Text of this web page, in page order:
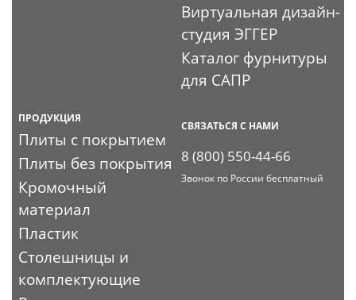
Виртуальная дизайн-
студия ЭГГЕР
Каталог фурнитуры
для САПР
ПРОДУКЦИЯ
Плиты с покрытием
Плиты без покрытия
Кромочный
материал
Пластик
Столешницы и
комплектующие
СВЯЗАТЬСЯ С НАМИ
8 (800) 550-44-66
Звонок по России бесплатный